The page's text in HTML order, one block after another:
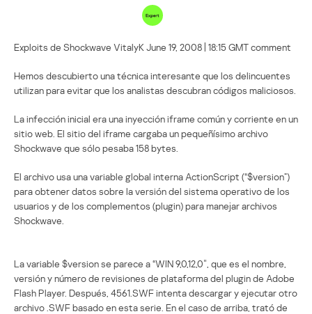
Exploits de Shockwave VitalyK June 19, 2008 | 18:15 GMT comment
Hemos descubierto una técnica interesante que los delincuentes
utilizan para evitar que los analistas descubran códigos maliciosos.
La infección inicial era una inyección iframe común y corriente en un
sitio web. El sitio del iframe cargaba un pequeñísimo archivo
Shockwave que sólo pesaba 158 bytes.
El archivo usa una variable global interna ActionScript (“$version”)
para obtener datos sobre la versión del sistema operativo de los
usuarios y de los complementos (plugin) para manejar archivos
Shockwave.
La variable $version se parece a “WIN 9,0,12,0″, que es el nombre,
versión y número de revisiones de plataforma del plugin de Adobe
Flash Player. Después, 4561.SWF intenta descargar y ejecutar otro
archivo .SWF basado en esta serie. En el caso de arriba, trató de